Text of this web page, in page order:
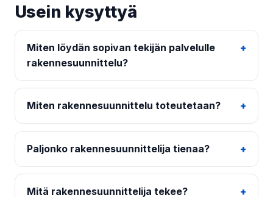
Usein kysyttyä
Miten löydän sopivan tekijän palvelulle
rakennesuunnittelu?
Miten rakennesuunnittelu toteutetaan?
Paljonko rakennesuunnittelija tienaa?
Mitä rakennesuunnittelija tekee?